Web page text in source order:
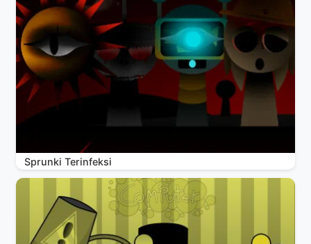
Sprunki Terinfeksi